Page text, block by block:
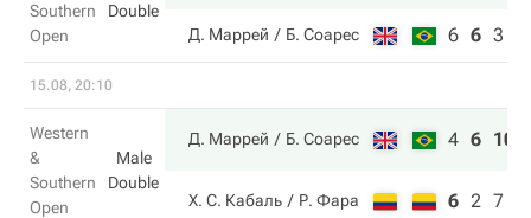
Southern
Open
Double
Д. Маррей Б. Соарес 6 6 3
15.08, 20:10
Western
&
Southern
Open
Male
Double
Д. Маррей Б. Соарес 4 6 10
Х. С. Кабаль Р. Фара 6 2 7